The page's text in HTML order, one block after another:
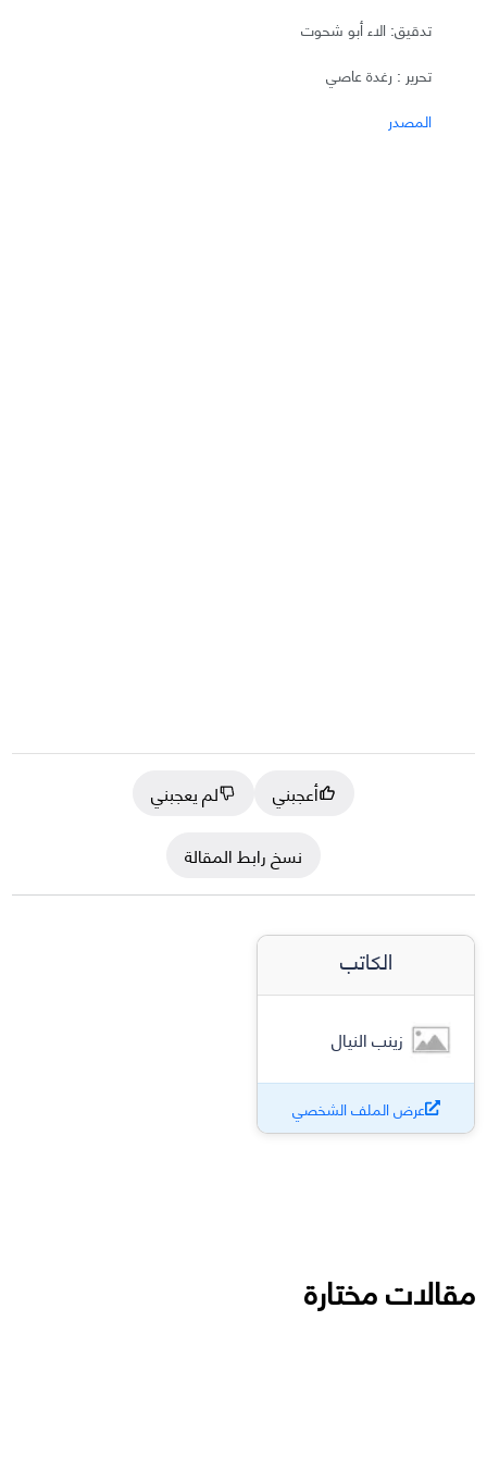
تدقيق: الاء أبو شحوت
تحرير : رغدة عاصي
المصدر
أعجبني
لم يعجبني
نسخ رابط المقالة
الكاتب
زينب النيال
عرض الملف الشخصي
مقالات مختارة